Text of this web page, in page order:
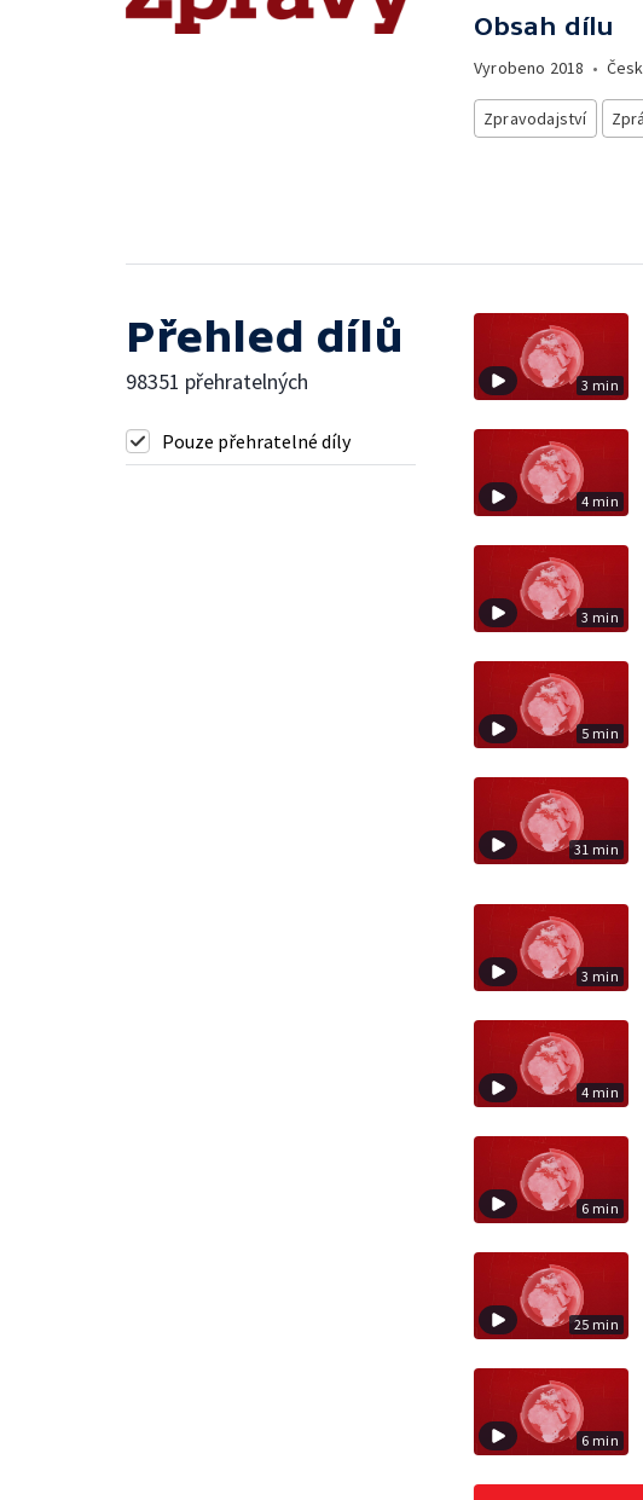
Obsah dílu
Vyrobeno 2018 •
Zpravodajství
Přehled dílů
98351 přehratelných
Pouze přehratelné díly
3 min
4 min
3 min
5 min
31 min
3 min
4 min
6 min
25 min
6 min